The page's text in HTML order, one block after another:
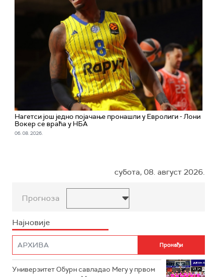
Нагетси још једно појачање пронашли у Евролиги - Лони
Вокер се враћа у НБА
06. 08. 2026.
субота, 08. август 2026.
Прогноза
Најновије
Универзитет Обурн савладао Мегу у првом